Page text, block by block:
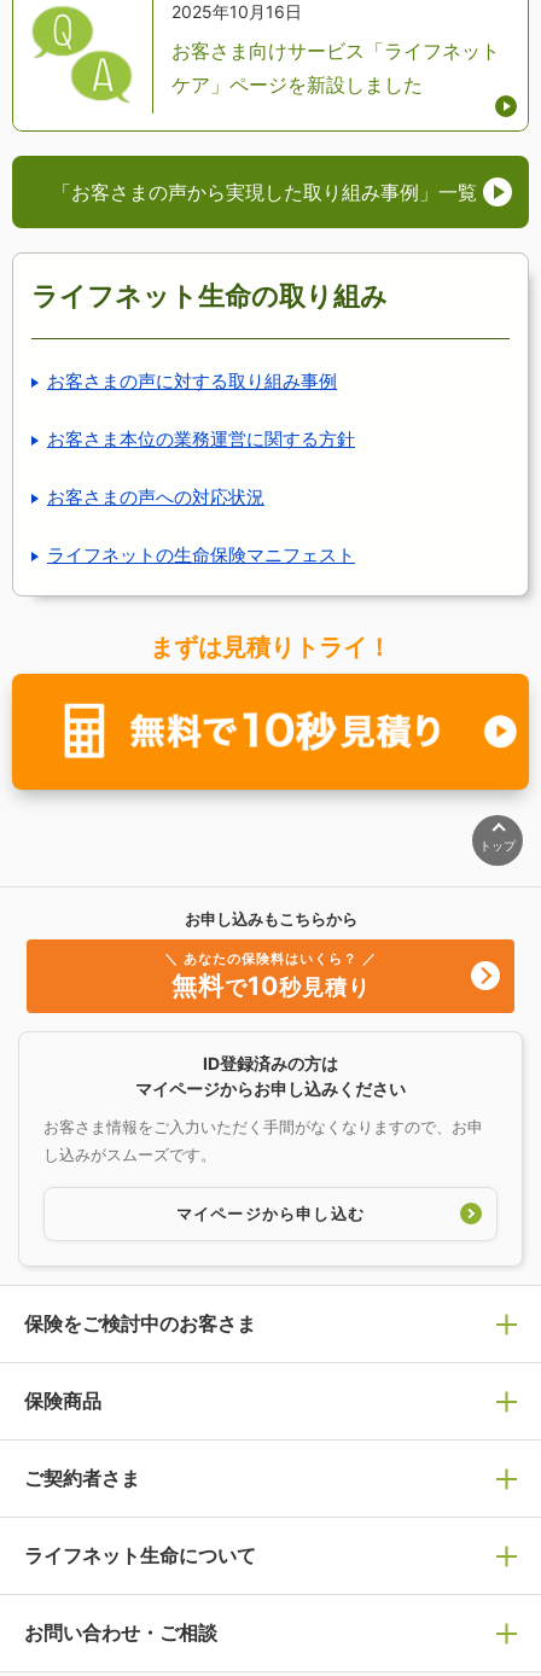
2025年10月16日
お客さま向けサービス「ライフネット
ケア」ページを新設しました
「お客さまの声から実現した取り組み事例」 一覧
ライフネット生命の取り組み
お客さまの声に対する取り組み事例
お客さま本位の業務運営に関する方針
お客さまの声への対応状況
ライフネットの生命保険マニフェスト
まずは見積りトライ！
トップ
お申し込みもこちらから
＼ あなたの保険料はいくら？ ／
無料で10秒見積り
ID登録済みの方は
マイページからお申し込みください
お客さま情報をご入力いただく手間がなくなりますので、お申
し込みがスムーズです。
マイページから申し込む
保険をご検討中のお客さま
保険の選び方
保険選びで迷っている方はチェック！
保険の基礎知識や選び方を解説！
人生のステージに必要な保険がわかる！
保険商品
保険商品一覧
万が一に備える
病気や手術に備える
ご契約者さま
マイページログイン
ライフネット生命について
ライフネット生命についてトップ
お問い合わせ・ご相談